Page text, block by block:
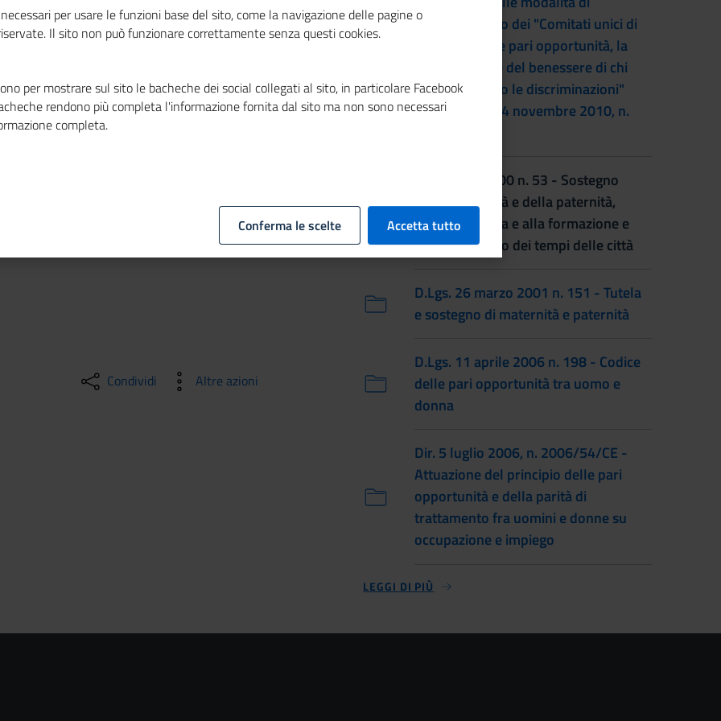
formazione e
delle
e della paternità, per il diritto alla cura e
città.
2000, n. 60.
Condividi Altre azioni
funzionamento dei "Comitati unici di
garanzia per le pari opportunità, la
valorizzazione del benessere di chi
lavora e contro le discriminazioni"
(art. 21, legge 4 novembre 2010, n.
L. 8 marzo 2000 n. 53 - Sostegno
della maternità e della paternità,
diritto alla cura e alla formazione e
coordinamento dei tempi delle città
D.Lgs. 26 marzo 2001 n. 151 - Tutela
e sostegno di maternità e paternità
D.Lgs. 11 aprile 2006 n. 198 - Codice
delle pari opportunità tra uomo e
donna
Dir. 5 luglio 2006, n. 2006/54/CE -
Attuazione del principio delle pari
opportunità e della parità di
trattamento fra uomini e donne su
occupazione e impiego
LEGGI DI PIÙ
per usare le funzioni base del sito, come la navigazione delle pagine o
Il sito non può funzionare correttamente senza questi cookies.
per mostrare sul sito le bacheche dei social collegati al sito, in particolare Facebook
rendono più completa l'informazione fornita dal sito ma non sono necessari
completa.
Conferma le scelte Accetta tutto